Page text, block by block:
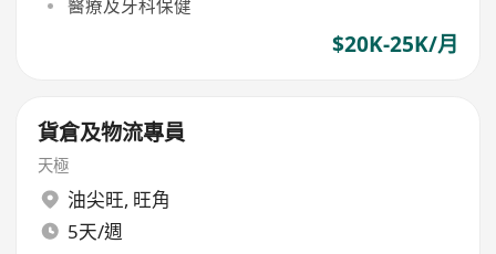
醫療及牙科保健
$20K-25K/月
貨倉及物流專員
天極
油尖旺, 旺角
5天/週